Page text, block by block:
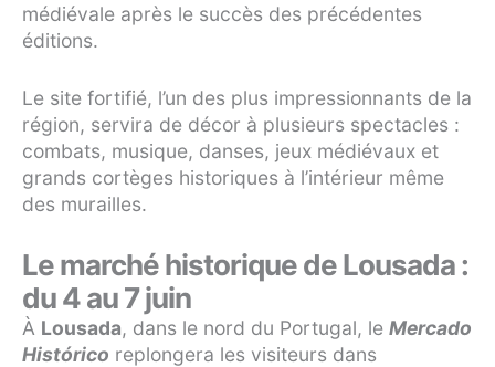
médiévale après le succès des précédentes
éditions.
Le site fortifié, l’un des plus impressionnants de la
région, servira de décor à plusieurs spectacles :
combats, musique, danses, jeux médiévaux et
grands cortèges historiques à l’intérieur même
des murailles.
Le marché historique de Lousada :
du 4 au 7 juin
À Lousada, dans le nord du Portugal, le Mercado
Histórico replongera les visiteurs dans